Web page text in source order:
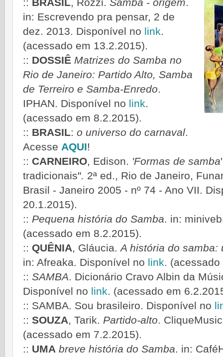
:: BRASIL, Rozzi. Samba - origem.
in: Escrevendo pra pensar, 2 de
dez. 2013. Disponível no link.
(acessado em 13.2.2015).
:: DOSSIÊ Matrizes do Samba no
Rio de Janeiro: Partido Alto, Samba
de Terreiro e Samba-Enredo.
IPHAN. Disponível no link.
(acessado em 8.2.2015).
:: BRASIL: o universo do carnaval.
Acesse AQUI!
:: CARNEIRO, Edison. 'Formas de samba
tradicionais". 2ª ed., Rio de Janeiro,
Brasil - Janeiro 2005 - nº 74 - Ano VII.
20.1.2015).
:: Pequena história do Samba. in:
(acessado em 8.2.2015).
:: QUÊNIA, Gláucia.A história do samba:
in: Afreaka. Disponível no link. (acessado
:: SAMBA. Dicionário Cravo Albin da
Disponível no link. (acessado em
:: SAMBA. Sou brasileiro. Disponível no
:: SOUZA, Tarik. Partido-alto.
(acessado em 7.2.2015).
:: UMA breve história do Samba. in: